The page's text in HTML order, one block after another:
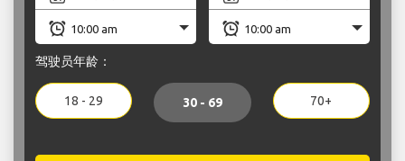
驾驶员年龄：
18 - 29 30 - 69 70+